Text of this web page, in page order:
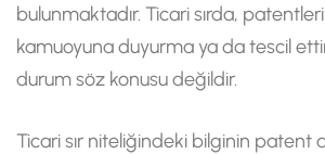
bulunmaktadır. Ticari sırda,
kamuoyuna duyurma ya da tescil
durum söz konusu değildir.
Ticari sır niteliğindeki bilginin patent